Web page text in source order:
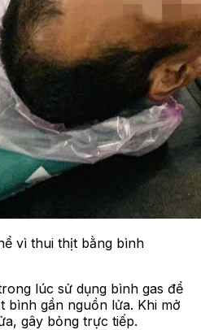
vì thui thịt bằng bình
lúc sử dụng bình gas để
bình gần nguồn lửa. Khi mở
gây bỏng trực tiếp.